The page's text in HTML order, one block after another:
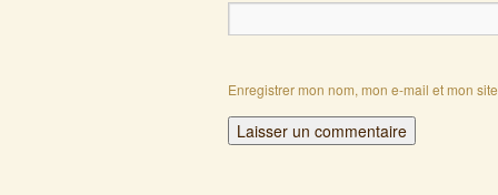
Enregistrer mon nom, mon e-mail et mon